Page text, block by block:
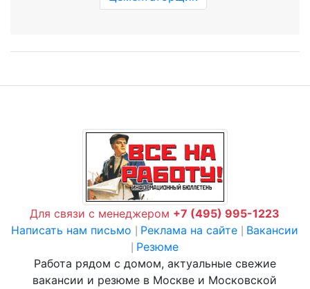
Для связи с менеджером +7 (495) 995-1223
Написать нам письмо
Реклама на сайте Вакансии
Резюме
Работа рядом с домом, актуальные свежие
вакансии и резюме в Москве и Московской